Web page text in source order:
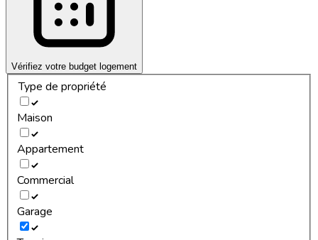
Vérifiez votre budget logement
Type de propriété
Maison
Appartement
Commercial
Garage